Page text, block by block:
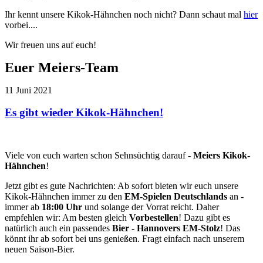
Ihr kennt unsere Kikok-Hähnchen noch nicht? Dann schaut mal hier
vorbei....
Wir freuen uns auf euch!
Euer Meiers-Team
11 Juni 2021
Es gibt wieder Kikok-Hähnchen!
Viele von euch warten schon Sehnsüchtig darauf - Meiers Kikok-
Hähnchen!
Jetzt gibt es gute Nachrichten: Ab sofort bieten wir euch unsere
Kikok-Hähnchen immer zu den EM-Spielen Deutschlands an -
immer ab 18:00 Uhr und solange der Vorrat reicht. Daher
empfehlen wir: Am besten gleich Vorbestellen! Dazu gibt es
natürlich auch ein passendes Bier - Hannovers EM-Stolz! Das
könnt ihr ab sofort bei uns genießen. Fragt einfach nach unserem
neuen Saison-Bier.